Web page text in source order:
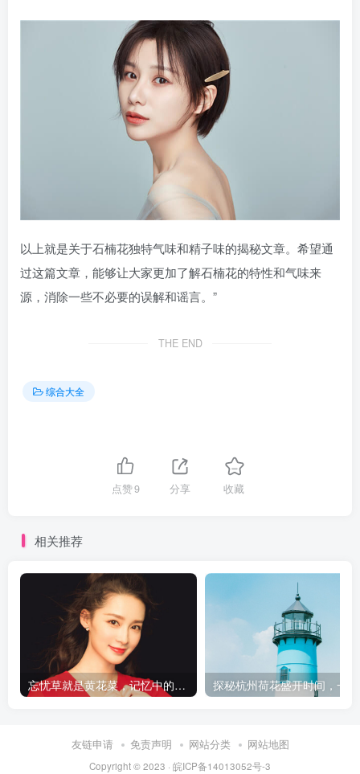
以上就是关于石楠花独特气味和精子味的揭秘文章。希望通
过这篇文章，能够让大家更加了解石楠花的特性和气味来
源，消除一些不必要的误解和谣言。”
THE END
综合大全
点赞9 分享 收藏
相关推荐
忘忧草就是黄花菜，记忆中的味道让人陶醉
友链申请 免责声明 网站分类 网站地图
Copyright © 2023 · 皖ICP备14013052号-3